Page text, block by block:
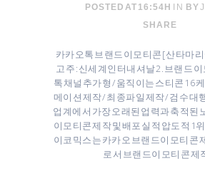
POSTED AT 16:54H IN BY
SHARE
카카오톡 브랜드이모티콘 [ 산타마
고주 : 신세계인터내셔날 2. 브랜드
톡 채널추가형 / 움직이는 스티콘 16
메이션 제작 / 최종파일 제작 / 검수 대
업계에서 가장 오래된 업력과 축적된
이모티콘 제작 및 배포 실적 압도적 1
이코믹스는 카카오 브랜드이모티콘
로서 브랜드이모티콘 제